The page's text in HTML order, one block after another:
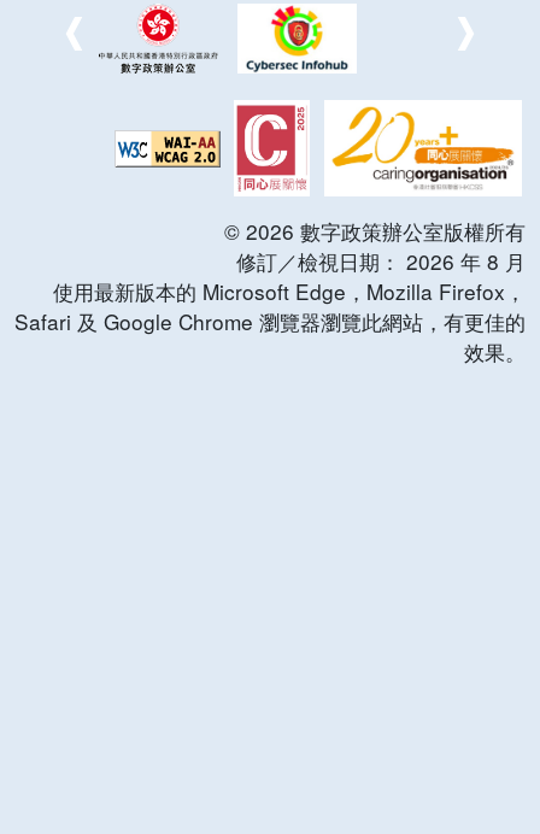
© 2026 數字政策辦公室版權所有
修訂／檢視日期： 2026 年 8 月
使用最新版本的 Microsoft Edge，Mozilla Firefox，
Safari 及 Google Chrome 瀏覽器瀏覽此網站，有更佳的
效果。